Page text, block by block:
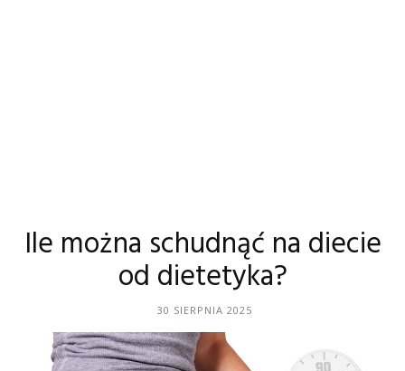
Ile można schudnąć na diecie
od dietetyka?
30 SIERPNIA 2025